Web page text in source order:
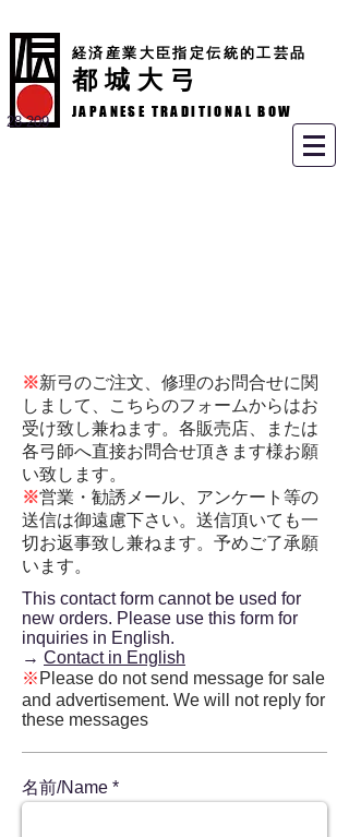
28-209
経済産業大臣指定伝統的工芸品
都城大弓
JAPANESE TRADITIONAL BOW
※新弓のご注文、修理のお問合せに関
しまして、こちらのフォームからはお
受け致し兼ねます。 各販売店、または
各弓師へ直接お問合せ頂きます様お願
い致します。
※営業・勧誘メール、アンケート等の
送信は御遠慮下さい。 送信頂いても一
切お返事致し兼ねます。 予めご了承願
います。
This contact form cannot be used for
new orders. Please use this form for
inquiries in English.
→ Contact in English
※ Please do not send message for sale
and advertisement. We will not reply for
these messages
名前/Name